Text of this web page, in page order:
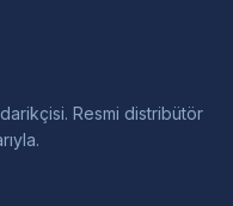
Resmi distribütör